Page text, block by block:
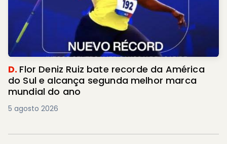
D. Flor Deniz Ruiz bate recorde da América
do Sul e alcança segunda melhor marca
mundial do ano
5 agosto 2026